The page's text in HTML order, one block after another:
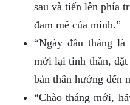
sau và tiến lên phía
đam mê của mình.”
“Ngày đầu tháng
mới lại tinh thần,
bản thân hướng đến
“Chào tháng mới,